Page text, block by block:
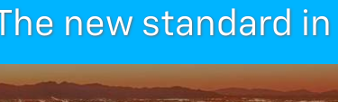
new standard